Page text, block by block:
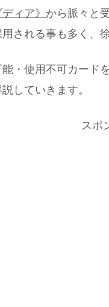
ィア》 から脈々と
される事も多く、
・使用不可カード
していきます。
スポ